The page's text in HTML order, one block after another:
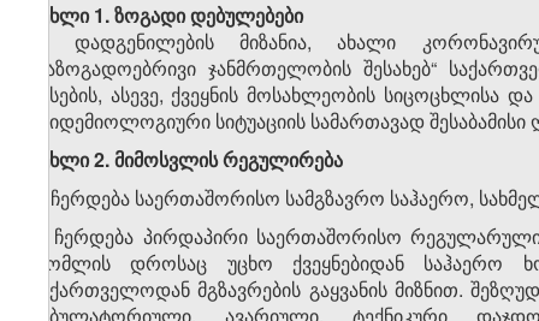
მუხლი 1. ზოგადი დებულებები
ამ დადგენილების მიზანია, ახალი
„საზოგადოებრივი ჯანმრთელობის შესახებ“
წესების, ასევე, ქვეყნის მოსახლეობის
ეპიდემიოლოგიური სიტუაციის სამართავად შესაბამისი
მუხლი2.მიმოსვლისრეგულირება
1. ჩერდება საერთაშორისო სამგზავრო საჰაერო,
2. ჩერდება პირდაპირი საერთაშორისო
რომლის დროსაც უცხო ქვეყნებიდან საჰაერო
საქართველოდან მგზავრების გაყვანის მიზნით.